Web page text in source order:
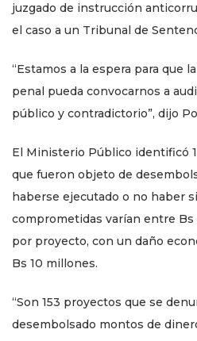
juzgado de instrucción
el caso a un Tribunal de
“Estamos a la espera para que
penal pueda convocarnos a
público y contradictorio”, dijo
El Ministerio Público identificó
que fueron objeto de
haberse ejecutado o no haber
comprometidas varían entre
por proyecto, con un daño
Bs 10 millones.
“Son 153 proyectos que se
desembolsado montos de